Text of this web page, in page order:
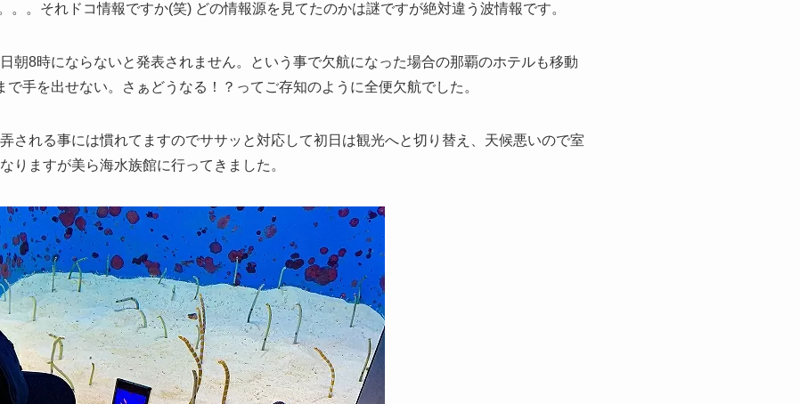
。。それドコ情報ですか(笑) どの情報源を見てたのかは謎ですが絶対違う波情報です。
朝8時にならないと発表されません。という事で欠航になった場合の那覇のホテルも移動
で手を出せない。さぁどうなる！？ってご存知のように全便欠航でした。
される事には慣れてますのでササッと対応して初日は観光へと切り替え、天候悪いので室
りますが美ら海水族館に行ってきました。